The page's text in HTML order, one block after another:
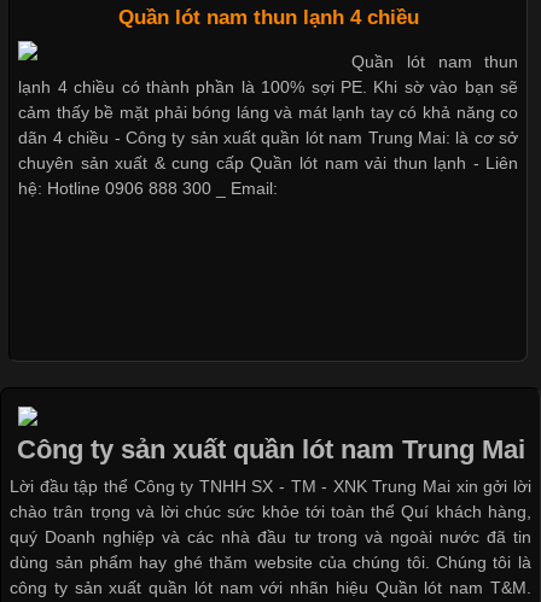
Cập nhật 2026-05-20 14:58:56
Vải thun là một trong những chất liệu được sử dụng rộng rãi
nhất trong ngành thời trang nhờ đặc tính co giãn, mềm mại và
thoải mái khi mặc. Từ áo thun, đồ thể thao cho đến đồ lót nam,
vải thun luôn đóng vai trò quan trọng trong quá trình sản xuất.
Hiện nay, nhu cầu tìm kiếm quần lót nam giá
Các Form Áo Thun Phổ Biến Hiện Nay Và Xu Hướng Trong
Ngành May Mặc Áo thun là một trong những trang phục quen
thuộc và được sử dụng phổ biến nhất hiện nay. Không chỉ đa
dạng về màu sắc hay chất liệu, áo thun còn có nhiều form dáng
khác nhau để phù hợp với từng phong cách thời trang và nhu
cầu
Dễ chịu hơn với quần lót nam giá rẻ vải Cotton 4 chiều
Quần lót nam thun lạnh 4 chiều
Quần lót nam thun
lạnh 4 chiều có thành phần là 100% sợi PE. Khi sờ vào bạn sẽ
cảm thấy bề mặt phải bóng láng và mát lạnh tay có khả năng co
dãn 4 chiều - Công ty sản xuất quần lót nam Trung Mai: là cơ sở
chuyên sản xuất & cung cấp Quần lót nam vải thun lạnh - Liên
hệ: Hotline 0906 888 300 _ Email:
Công ty sản xuất quần lót nam Trung Mai
Lời đầu tập thể Công ty TNHH SX - TM - XNK Trung Mai xin gởi lời
chào trân trọng và lời chúc sức khỏe tới toàn thể Quí khách hàng,
quý Doanh nghiệp và các nhà đầu tư trong và ngoài nước đã tin
dùng sản phẩm hay ghé thăm website của chúng tôi. Chúng tôi là
công ty sản xuất quần lót nam với nhãn hiệu Quần lót nam T&M.